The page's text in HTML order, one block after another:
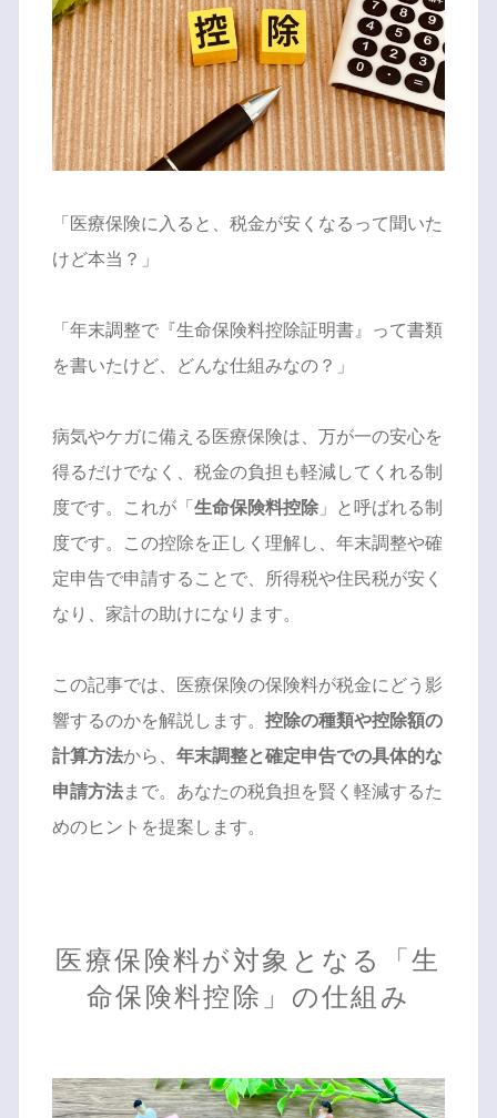
「医療保険に入ると、税金が安くなるって聞いた
けど本当？」
「年末調整で『生命保険料控除証明書』って書類
を書いたけど、どんな仕組みなの？」
病気やケガに備える医療保険は、万が一の安心を
得るだけでなく、税金の負担も軽減してくれる制
度です。これが「 生命保険料控除」と呼ばれる制
度です。この控除を正しく理解し、年末調整や確
定申告で申請することで、所得税や住民税が安く
なり、家計の助けになります。
この記事では、医療保険の保険料が税金にどう影
響するのかを解説します。 控除の種類や控除額の
計算方法から、 年末調整と確定申告での具体的な
申請方法まで。あなたの税負担を賢く軽減するた
めのヒントを提案します。
医療保険料が対象となる「生
命保険料控除」の仕組み